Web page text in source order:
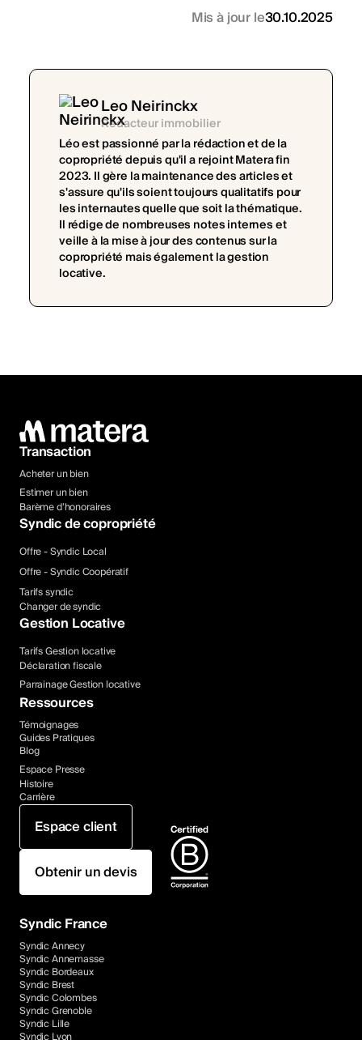
Mis à jour le30.10.2025
Leo Neirinckx
Rédacteur immobilier
Léo est passionné par la rédaction et de la
copropriété depuis qu'il a rejoint Matera fin
2023. Il gère la maintenance des articles et
s'assure qu'ils soient toujours qualitatifs pour
les internautes quelle que soit la thématique.
Il rédige de nombreuses notes internes et
veille à la mise à jour des contenus sur la
copropriété mais également la gestion
locative.
Transaction
Acheter un bien
Estimer un bien
Barème d’honoraires
Syndic de copropriété
Offre - Syndic Local
Offre - Syndic Coopératif
Tarifs syndic
Changer de syndic
Gestion Locative
Tarifs Gestion locative
Déclaration fiscale
Parrainage Gestion locative
Ressources
Témoignages
Guides Pratiques
Blog
Espace Presse
Histoire
Carrière
Espace client
Obtenir un devis
Syndic France
Syndic Annecy
Syndic Annemasse
Syndic Bordeaux
Syndic Brest
Syndic Colombes
Syndic Grenoble
Syndic Lille